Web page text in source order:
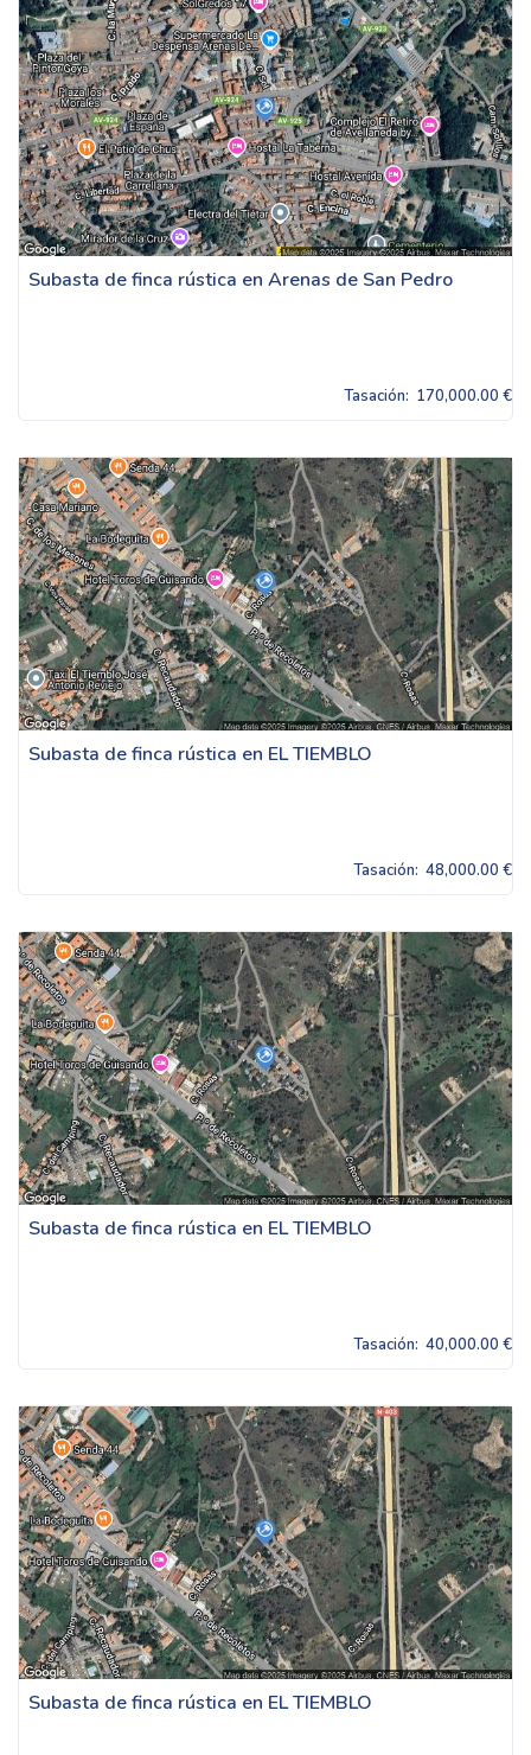
Subasta de finca rústica en Arenas de San Pedro
Tasación: 170,000.00 €
Subasta de finca rústica en EL TIEMBLO
Tasación: 48,000.00 €
Subasta de finca rústica en EL TIEMBLO
Tasación: 40,000.00 €
Subasta de finca rústica en EL TIEMBLO